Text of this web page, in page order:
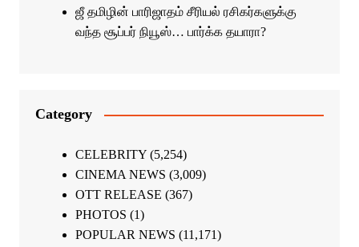
ஜீ தமிழின் பாரிஜாதம் சீரியல் ரசிகர்களுக்கு
வந்த சூப்பர் நியூஸ்… பார்க்க தயாரா?
Category
CELEBRITY(5,254)
CINEMA NEWS (3,009)
OTT RELEASE (367)
PHOTOS (1)
POPULAR NEWS (11,171)